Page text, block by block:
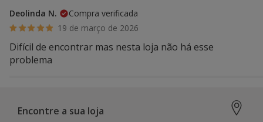
Deolinda N.
Compra verificada
19 de março de 2026
Difícil de encontrar mas nesta loja não há esse
problema
Encontre a sua loja